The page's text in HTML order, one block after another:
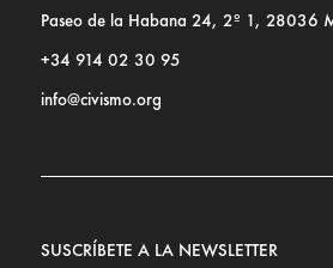
Paseo de la Habana 24, 2º 1, 28036
+34 914 02 30 95
info@civismo.org
SUSCRÍBETE A LA NEWSLETTER